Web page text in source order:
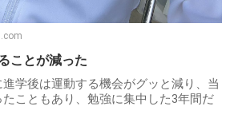
ことが減った
学後は運動する機会がグッと減り、当
こともあり、勉強に集中した3年間だ